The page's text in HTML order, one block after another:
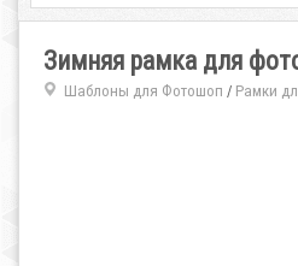
Зимняя рамка для
Шаблоны для Фотошоп / Рамки